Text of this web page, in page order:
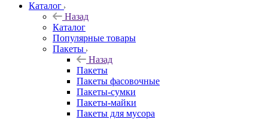
Каталог
Назад
Каталог
Популярные товары
Пакеты
Назад
Пакеты
Пакеты фасовочные
Пакеты-сумки
Пакеты-майки
Пакеты для мусора